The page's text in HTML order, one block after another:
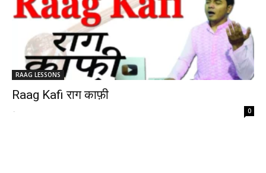
RAAG LESSONS
Raag Kafi राग काफ़ी
- 0